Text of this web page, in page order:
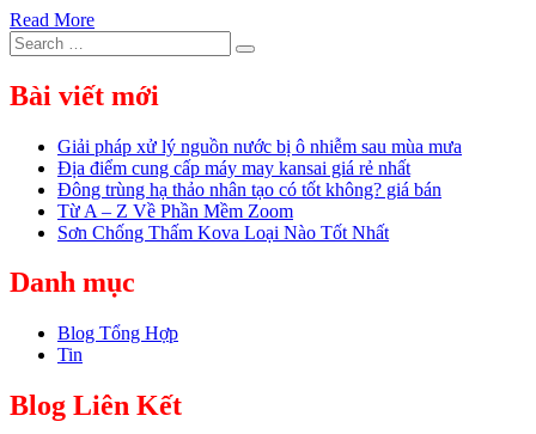
Read More
Search
for:
Search
Bài viết mới
Giải pháp xử lý nguồn nước bị ô nhiễm sau mùa mưa
Địa điểm cung cấp máy may kansai giá rẻ nhất
Đông trùng hạ thảo nhân tạo có tốt không? giá bán
Từ A – Z Về Phần Mềm Zoom
Sơn Chống Thấm Kova Loại Nào Tốt Nhất
Danh mục
Blog Tổng Hợp
Tin
Blog Liên Kết